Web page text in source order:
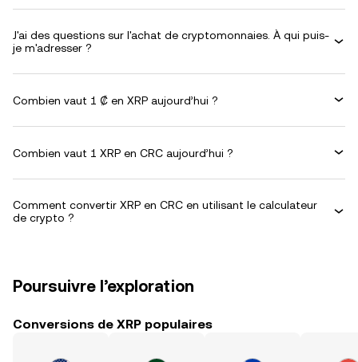
J'ai des questions sur l'achat de cryptomonnaies. À qui puis-
je m'adresser ?
Combien vaut 1 ₡ en XRP aujourd’hui ?
Combien vaut 1 XRP en CRC aujourd’hui ?
Comment convertir XRP en CRC en utilisant le calculateur
de crypto ?
Poursuivre l’exploration
Conversions de XRP populaires